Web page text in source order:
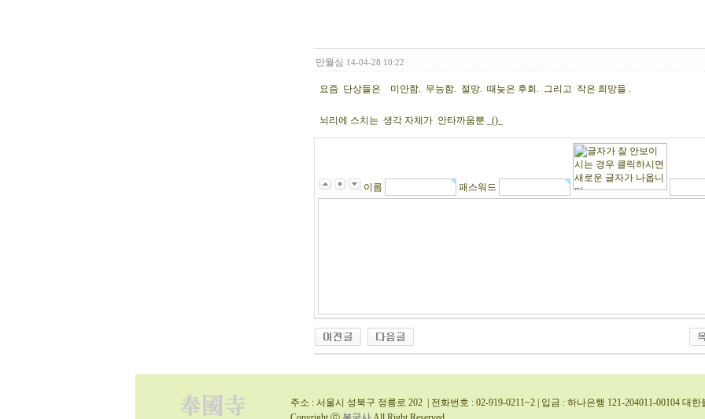
만월심 14-04-28 10:22
요즘 단상들은 미안함. 무능함. 절망. 때늦은 후회. 그리고 작은 희망들 .
뇌리에 스치는 생각 자체가 안타까움뿐 _()_
이름 패스워드
주소 : 서울시 성북구 정릉로 202 | 전화번호 : 02-919-0211~2 | 입금 : 하나은행 121-204011-00104 대